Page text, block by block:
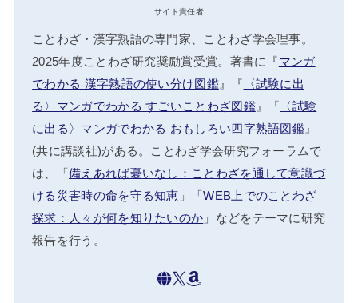
サイト責任者
ことわざ・漢字熟語の専門家、ことわざ学会理事。
2025年度ことわざ研究奨励賞受賞。著書に『マンガ
でわかる 漢字熟語の使い分け図鑑』『 〈試験に出
る〉マンガでわかる すごいことわざ図鑑』『 〈試験
に出る〉マンガでわかる おもしろい四字熟語図鑑』
(共に講談社)がある。ことわざ学会研究フォーラムで
は、「備えあれば憂いなし：ことわざを通して意識づ
ける災害時の命を守る知恵 」「WEB上でのことわざ
探求：人々が何を知りたいのか 」などをテーマに研究
報告を行う。